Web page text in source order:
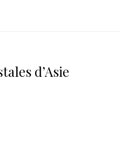
d’Asie